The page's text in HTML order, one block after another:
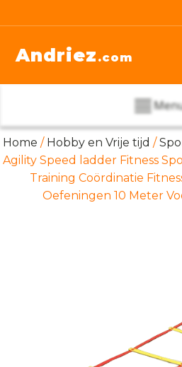
Andriez .com
Home / Hobby en Vrije tijd /
Agility Speed ladder Fitness
Training Coördinatie
Oefeningen 10 Meter